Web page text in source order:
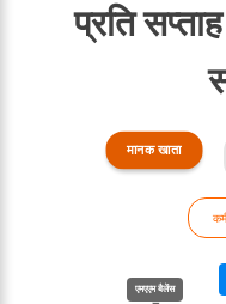
प्रति
मानक खाता
एमएएम बैलेंस